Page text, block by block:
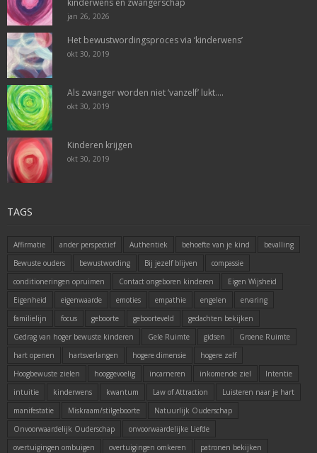
jan 26, 2026
Het bewustwordingsproces via ‘kinderwens’
okt 30, 2019
Als zwanger worden niet ‘vanzelf’ lukt….
okt 30, 2019
Kinderen krijgen
okt 30, 2019
TAGS
Affirmatie ander perspectief Authentiek behoefte van je kind
bevalling
Bewuste ouders
bewustwording Bij jezelf blijven
compassie
conditioneringen opruimen
Contact ongeboren kinderen
Eigen Wijsheid
Eigenheid
eigenwaarde emoties empathie engelen
ervaring
familielijn
focus geboorte geboorteveld
gedachten bekijken
Gedrag van hoger bewuste kinderen
Gele Ruimte gidsen
Groene Ruimte
hart openen
hartsverlangen hogere dimensie
hogere zelf
Hoogbewuste zielen
hooggevoelig incarneren inkomende ziel
Intentie
intuitie
kinderwens kwantum Law of Attraction
Luisteren naar je hart
manifestatie
Miskraam/stilgeboorte
Natuurlijk Ouderschap
Onvoorwaardelijk Ouderschap
onvoorwaardelijke Liefde
overtuigingen ombuigen
overtuigingen omkeren
patronen bekijken